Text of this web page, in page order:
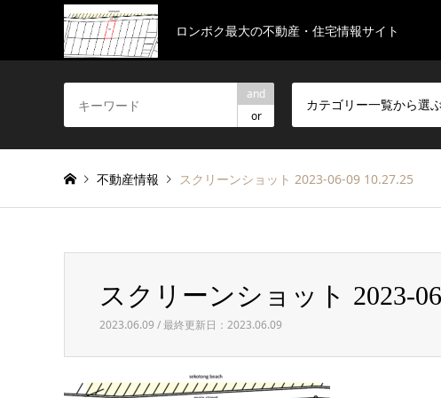
ロンボク最大の不動産・住宅情報サイト
and
or
カテゴリー一覧から選
不動産情報 スクリーンショット 2023-06-09 10.27.25
スクリーンショット 2023-
2023.06.09 / 最終更新日：2023.06.09